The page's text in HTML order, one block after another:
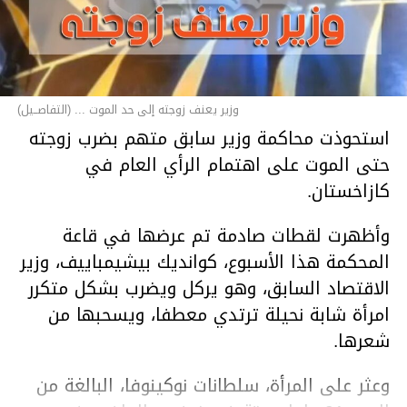
وزير يعنف زوجته إلى حد الموت ... (التفاصــيل)
استحوذت محاكمة وزير سابق متهم بضرب زوجته
حتى الموت على اهتمام الرأي العام في
كازاخستان.
وأظهرت لقطات صادمة تم عرضها في قاعة
المحكمة هذا الأسبوع، كوانديك بيشيمباييف، وزير
الاقتصاد السابق، وهو يركل ويضرب بشكل متكرر
امرأة شابة نحيلة ترتدي معطفا، ويسحبها من
شعرها.
وعثر على المرأة، سلطانات نوكينوفا، البالغة من